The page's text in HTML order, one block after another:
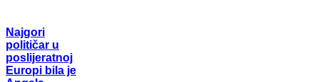
Najgori
političar u
poslijeratnoj
Europi bila je